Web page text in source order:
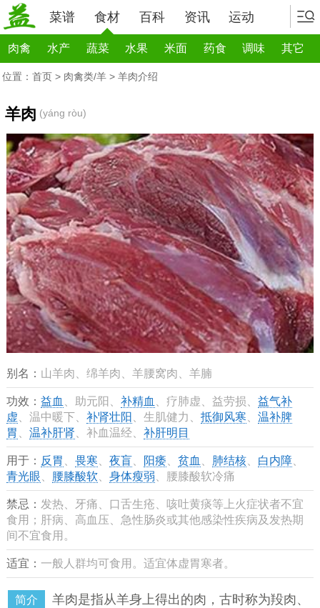
菜谱 食材 百科 资讯 运动
肉禽 水产 蔬菜 水果 米面 药食 调味 其它
位置： 首页 > 肉禽类/羊 > 羊肉介绍
羊肉 (yáng ròu)
别名： 山羊肉、绵羊肉、羊腰窝肉、羊腩
功效： 益血 、助元阳、 补精血 、疗肺虚、益劳损、 益气补
虚 、温中暖下、 补肾壮阳 、生肌健力、 抵御风寒
温补脾
胃
温补肝肾 、补血温经、 补肝明目
用于： 反胃 畏寒 夜盲、 阳痿 贫血 肺结核、 白内障、
青光眼
腰膝酸软、 身体瘦弱 、腰膝酸软冷痛
禁忌： 发热、牙痛、口舌生疮、咳吐黄痰等上火症状者不宜
食用；肝病、高血压、急性肠炎或其他感染性疾病及发热期
间不宜食用。
适宜： 一般人群均可食用。适宜体虚胃寒者。
简介
羊肉是指从羊身上得出的肉，古时称为羖肉、